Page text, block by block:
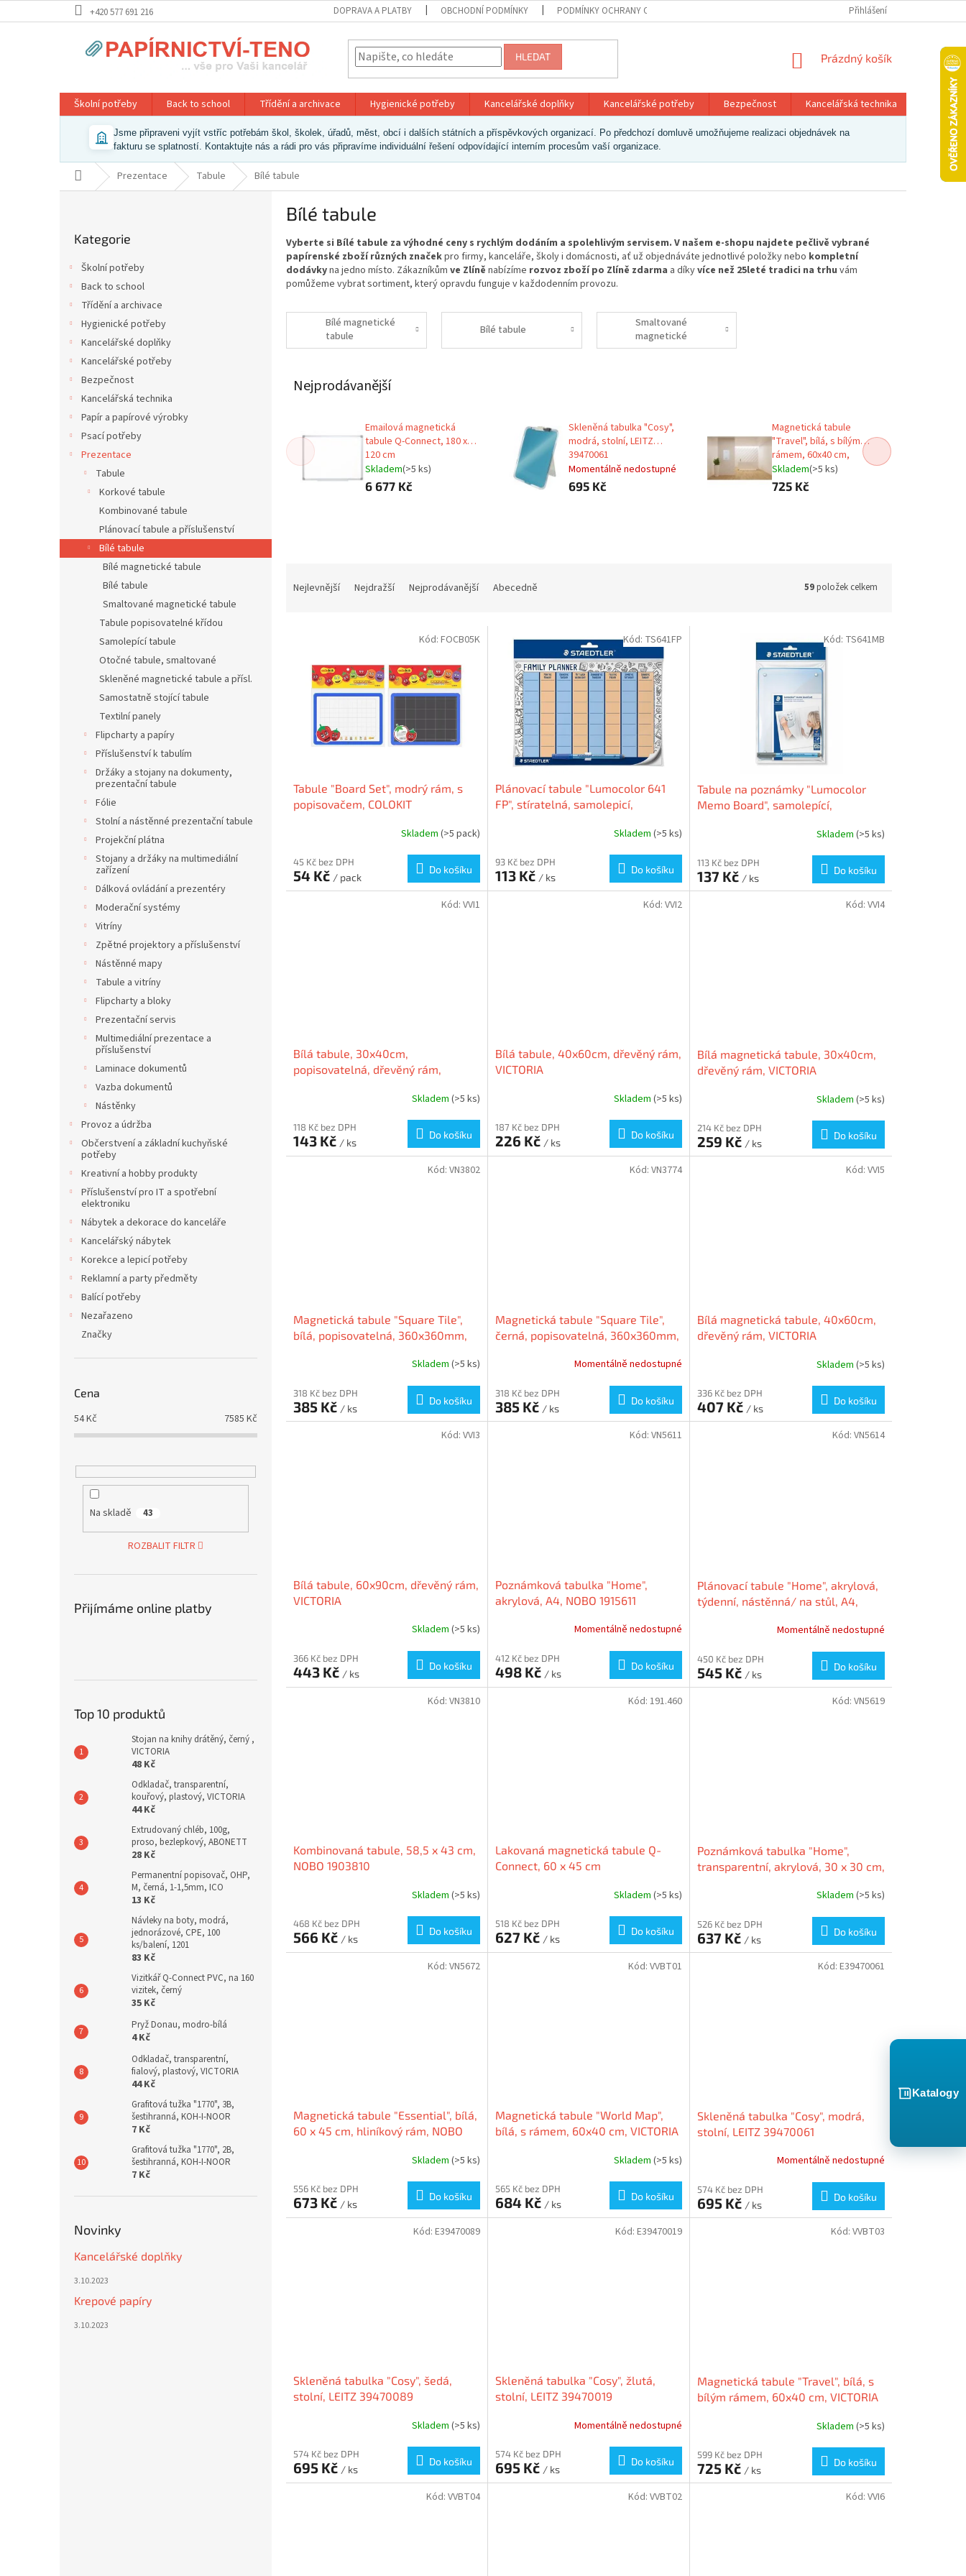
na
+420 577 691 216 DOPRAVA A PLATBY OBCHODNÍ PODMÍNKY PODMÍNKY OCHRANY OSOBNÍCH ÚDAJŮ Přihlášení
HLEDAT
NÁKUPNÍ
Prázdný košík
Školní potřeby Back to school Třídění a archivace Hygienické potřeby Kancelářské doplňky Kancelářské potřeby Bezpečnost Kancelářská technika Papír a
Jsme připraveni vyjít vstříc potřebám škol, školek, úřadů, měst, obcí i dalších státních a příspěvkových organizací. Po předchozí domluvě umožňujeme realizaci objednávek na
fakturu se splatností. Kontaktujte nás a rádi pro vás připravíme individuální řešení odpovídající interním procesům vaší organizace.
Domů Prezentace Tabule Bílé tabule
kategorie
Kategorie
Školní potřeby
Back to school
Třídění a archivace
Hygienické potřeby
Kancelářské doplňky
Kancelářské potřeby
Bezpečnost
Kancelářská technika
Papír a papírové výrobky
Psací potřeby
Prezentace
Tabule
Korkové tabule
Kombinované tabule
Plánovací tabule a příslušenství
Bílé tabule
Bílé magnetické tabule
Bílé tabule
Smaltované magnetické tabule
Tabule popisovatelné křídou
Samolepící tabule
Otočné tabule, smaltované
Skleněné magnetické tabule a přísl.
Samostatně stojící tabule
Textilní panely
Flipcharty a papíry
Příslušenství k tabulím
Držáky a stojany na dokumenty,
prezentační tabule
Fólie
Stolní a nástěnné prezentační tabule
Projekční plátna
Stojany a držáky na multimediální
zařízení
Dálková ovládání a prezentéry
Moderační systémy
Vitríny
Zpětné projektory a příslušenství
Nástěnné mapy
Tabule a vitríny
Flipcharty a bloky
Prezentační servis
Multimediální prezentace a
příslušenství
Laminace dokumentů
Vazba dokumentů
Nástěnky
Provoz a údržba
Občerstvení a základní kuchyňské
potřeby
Kreativní a hobby produkty
Příslušenství pro IT a spotřební
elektroniku
Nábytek a dekorace do kanceláře
Kancelářský nábytek
Korekce a lepicí potřeby
Reklamní a party předměty
Balící potřeby
Nezařazeno
Značky
Cena
54Kč 7585 Kč
Na skladě 43
ROZBALIT FILTR
Přijímáme online platby
Top 10 produktů
Stojan na knihy drátěný, černý ,
VICTORIA
48 Kč
Odkladač, transparentní,
kouřový, plastový, VICTORIA
44 Kč
Extrudovaný chléb, 100g,
proso, bezlepkový, ABONETT
28 Kč
Permanentní popisovač, OHP,
M, černá, 1-1,5mm, ICO
13 Kč
Návleky na boty, modrá,
jednorázové, CPE, 100
ks/balení, 1201
83 Kč
Vizitkář Q-Connect PVC, na 160
vizitek, černý
35 Kč
Pryž Donau, modro-bílá
4 Kč
Odkladač, transparentní,
fialový, plastový, VICTORIA
44 Kč
Grafitová tužka "1770", 3B,
šestihranná, KOH-I-NOOR
7 Kč
Grafitová tužka "1770", 2B,
šestihranná, KOH-I-NOOR
7 Kč
Novinky
Kancelářské doplňky
3.10.2023
Krepové papíry
3.10.2023
Bílé tabule
Vyberte si Bílé tabule za výhodné ceny s rychlým dodáním a spolehlivým servisem. V našem e-shopu najdete pečlivě vybrané
papírenské zboží různých značekpro firmy, kanceláře, školy i domácnosti, ať už objednáváte jednotlivé položky nebo kompletní
dodávkyna jedno místo. Zákazníkům ve Zlíně nabízíme rozvoz zboží po Zlíně zdarma a díkyvíce než 25leté tradici na trhu vám
pomůžeme vybrat sortiment, který opravdu funguje v každodenním provozu.
Bílé magnetické
tabule
Bílé tabule
Smaltované
magnetické
tabule
Nejprodávanější
Emailová magnetická
tabule Q-Connect, 180 x
120 cm
Skladem(>5 ks)
6 677 Kč
Skleněná tabulka "Cosy",
modrá, stolní, LEITZ
39470061
Momentálně nedostupné
695 Kč
Magnetická tabule
"Travel", bílá, s bílým
rámem, 60x40 cm,
VICTORIA
Skladem(>5 ks)
725 Kč
Nejlevnější Nejdražší Nejprodávanější Abecedně 59položek celkem
Tabule "Board Set", modrý rám, s
popisovačem, COLOKIT
Skladem (>5 pack)
45 Kč bez DPH
54 Kč / pack
Do košíku
Kód: FOCB05K
Plánovací tabule "Lumocolor 641
FP", stíratelná, samolepicí,
Skladem (>5 ks)
93 Kč bez DPH
113 Kč / ks
Do košíku
Kód: TS641FP
Tabule na poznámky "Lumocolor
Memo Board", samolepící,
Skladem (>5 ks)
113 Kč bez DPH
137 Kč / ks
Do košíku
Kód: TS641MB
Bílá tabule, 30x40cm,
popisovatelná, dřevěný rám,
Skladem (>5 ks)
118 Kč bez DPH
143 Kč / ks
Do košíku
Kód: VVI1
Bílá tabule, 40x60cm, dřevěný rám,
VICTORIA
Skladem (>5 ks)
187 Kč bez DPH
226 Kč / ks
Do košíku
Kód: VVI2
Bílá magnetická tabule, 30x40cm,
dřevěný rám, VICTORIA
Skladem (>5 ks)
214 Kč bez DPH
259 Kč / ks
Do košíku
Kód: VVI4
Magnetická tabule "Square Tile",
bílá, popisovatelná, 360x360mm,
Skladem (>5 ks)
318 Kč bez DPH
385 Kč / ks
Do košíku
Kód: VN3802
Magnetická tabule "Square Tile",
černá, popisovatelná, 360x360mm,
Momentálně nedostupné
318 Kč bez DPH
385 Kč / ks
Do košíku
Kód: VN3774
Bílá magnetická tabule, 40x60cm,
dřevěný rám, VICTORIA
Skladem (>5 ks)
336 Kč bez DPH
407 Kč / ks
Do košíku
Kód: VVI5
Bílá tabule, 60x90cm, dřevěný rám,
VICTORIA
Skladem (>5 ks)
366 Kč bez DPH
443 Kč / ks
Do košíku
Kód: VVI3
Poznámková tabulka "Home",
akrylová, A4, NOBO 1915611
Momentálně nedostupné
412 Kč bez DPH
498 Kč / ks
Do košíku
Kód: VN5611
Plánovací tabule "Home", akrylová,
týdenní, nástěnná/ na stůl, A4,
Momentálně nedostupné
450 Kč bez DPH
545 Kč / ks
Do košíku
Kód: VN5614
Kombinovaná tabule, 58,5 x 43 cm,
NOBO 1903810
Skladem (>5 ks)
468 Kč bez DPH
566 Kč / ks
Do košíku
Kód: VN3810
Lakovaná magnetická tabule Q-
Connect, 60 x 45 cm
Skladem (>5 ks)
518 Kč bez DPH
627 Kč / ks
Do košíku
Kód: 191.460
Poznámková tabulka "Home",
transparentní, akrylová, 30 x 30 cm,
Skladem (>5 ks)
526 Kč bez DPH
637 Kč / ks
Do košíku
Kód: VN5619
Magnetická tabule "Essential", bílá,
60 x 45 cm, hliníkový rám, NOBO
Skladem (>5 ks)
556 Kč bez DPH
673 Kč / ks
Do košíku
Kód: VN5672
Magnetická tabule "World Map",
bílá, s rámem, 60x40 cm, VICTORIA
Skladem (>5 ks)
565 Kč bez DPH
684 Kč / ks
Do košíku
Kód: VVBT01
Skleněná tabulka "Cosy", modrá,
stolní, LEITZ 39470061
Momentálně nedostupné
574 Kč bez DPH
695 Kč / ks
Do košíku
Kód: E39470061
Skleněná tabulka "Cosy", šedá,
stolní, LEITZ 39470089
Skladem (>5 ks)
574 Kč bez DPH
695 Kč / ks
Do košíku
Kód: E39470089
Skleněná tabulka "Cosy", žlutá,
stolní, LEITZ 39470019
Momentálně nedostupné
574 Kč bez DPH
695 Kč / ks
Do košíku
Kód: E39470019
Magnetická tabule "Travel", bílá, s
bílým rámem, 60x40 cm, VICTORIA
Skladem (>5 ks)
599 Kč bez DPH
725 Kč / ks
Do košíku
Kód: VVBT03
Kód: VVBT04 Kód: VVBT02 Kód: VVI6
Katalogy